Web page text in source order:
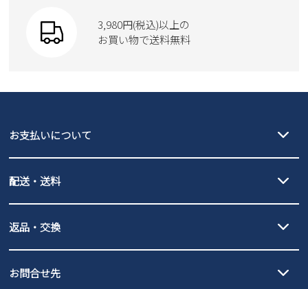
moz
Parade
GAP
new balance
瞬足
3,980円(税込)以上の
お買い物で送料無料
お支払いについて
PayPay（オンライン決済）、代金引換のご利用が可能です。
配送・送料
北海道・本州・四国・九州…550円
3,980円（税込）以上お買い上げで送料無料
全国一律…220円（税込）
発送日・送料詳細についてはご利用ガイドを
ご利用ください。
返品・交換
の片道無料サービスを実施中！
お問合せ先